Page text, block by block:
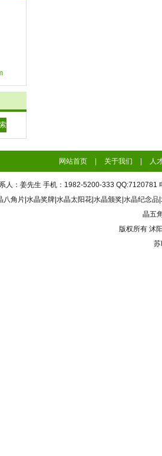
网站首页 关于我们 人
人：姜先生 手机：1982-5200-333 QQ:7120781
八角片|水晶奖牌|水晶太阳花|水晶颁奖|水晶纪念
晶五
版权所有 沭